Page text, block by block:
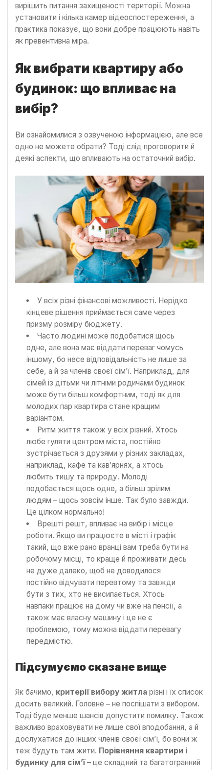
вирішить питання захищеності території. Можна
установити і кілька камер відеоспостереження, а
практика показує, що вони добре працюють навіть
як превентивна міра.
Як вибрати квартиру або
будинок: що впливає на
вибір?
Ви ознайомилися з озвученою інформацією, але все
одно не можете обрати? Тоді слід проговорити й
деякі аспекти, що впливають на остаточний вибір.
У всіх різні фінансові можливості. Нерідко
кінцеве рішення приймається саме через
призму розміру бюджету.
Часто людині може подобатися щось
одне, але вона має віддати переваг чомусь
іншому, бо несе відповідальність не лише за
себе, а й за членів своєї сім’ї. Наприклад, для
сімей із дітьми чи літніми родичами будинок
може бути більш комфортним, тоді як для
молодих пар квартира стане кращим
варіантом.
Ритм життя також у всіх різний. Хтось
любе гуляти центром міста, постійно
зустрічається з друзями у різних закладах,
наприклад, кафе та кав’ярнях, а хтось
любить тишу та природу. Молоді
подобається щось одне, а більш зрілим
людям – щось зовсім інше. Так було завжди.
Це цілком нормально!
Врешті решт, впливає на вибір і місце
роботи. Якщо ви працюєте в місті і графік
такий, що вже рано вранці вам треба бути на
робочому місці, то краще й проживати десь
не дуже далеко, щоб не доводилося
постійно відчувати перевтому та завжди
бути з тих, хто не висипається. Хтось
навпаки працює на дому чи вже на пенсії, а
також має власну машину і це не є
проблемою, тому можна віддати перевагу
передмістю.
Підсумуємо сказане вище
Як бачимо, критерії вибору житла різні і їх список
досить великий. Головне ‒ не поспішати з вибором.
Тоді буде менше шансів допустити помилку. Також
важливо враховувати не лише свої вподобання, а й
дослухатися до інших членів своєї сім’ї, бо вони ж
теж будуть там жити. Порівняння квартири і
будинку для сім’ї– це складний та багатогранний